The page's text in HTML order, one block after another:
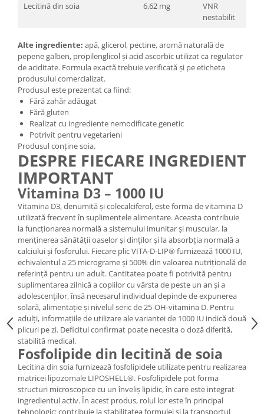
Lecitină din soia 6,62 mg
VNR
nestabilit
Alte ingrediente: apă, glicerol, pectine, aromă naturală de
pepene galben, propilenglicol și acid ascorbic utilizat ca regulator
de aciditate. Formula exactă trebuie verificată și pe eticheta
produsului comercializat.
Produsul este prezentat ca fiind:
Fără zahăr adăugat
Fără gluten
Realizat cu ingrediente nemodificate genetic
Potrivit pentru vegetarieni
Produsul conține soia.
DESPRE FIECARE INGREDIENT
IMPORTANT
Vitamina D3 – 1000 IU
Vitamina D3, denumită și colecalciferol, este forma de vitamina D
utilizată frecvent în suplimentele alimentare. Aceasta contribuie
la funcționarea normală a sistemului imunitar și muscular, la
menținerea sănătății oaselor și dinților și la absorbția normală a
calciului și fosforului. Fiecare plic VITA-D-LIP® furnizează 1000 IU,
echivalentul a 25 micrograme și 500% din valoarea nutrițională de
referință pentru un adult. Cantitatea poate fi potrivită pentru
suplimentarea zilnică a copiilor cu vârsta de peste un an și a
adolescenților, însă necesarul individual depinde de expunerea
solară, alimentație și nivelul seric de 25-OH-vitamina D. Pentru
adulți, informațiile de utilizare ale variantei de 1000 IU indică două
plicuri pe zi. Deficitul confirmat poate necesita o doză diferită,
stabilită medical.
Fosfolipide din lecitină de soia
Lecitina din soia furnizează fosfolipidele utilizate pentru realizarea
matricei lipozomale LIPOSHELL®. Fosfolipidele pot forma
structuri microscopice cu un înveliș lipidic, în care este integrat
ingredientul activ. În acest produs, rolul lor este în principal
tehnologic: contribuie la stabilitatea formulei și la transportul